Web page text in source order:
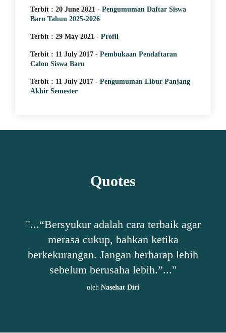
Terbit : 20 June 2021 - Pengumuman Daftar Siswa
Baru Tahun 2025-2026
Terbit : 29 May 2021 - Profil
Terbit : 11 July 2017 - Pembukaan Pendaftaran
Calon Siswa Baru
Terbit : 11 July 2017 - Pengumuman Libur Panjang
Akhir Semester
Quotes
"...“Bersyukur adalah cara terbaik agar
merasa cukup, bahkan ketika
berkekurangan. Jangan berharap lebih
sebelum berusaha lebih.”..."
oleh Nasehat Diri